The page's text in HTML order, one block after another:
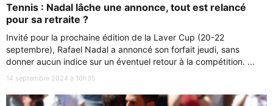
Tennis : Nadal lâche une annonce, tout est relancé
pour sa retraite ?
Invité pour la prochaine édition de la Laver Cup (20-22
septembre), Rafael Nadal a annoncé son forfait jeudi, sans
donner aucun indice sur un éventuel retour à la compétition. ...
14 septembre 2024 à 10h35